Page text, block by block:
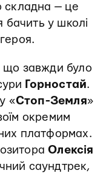
складна — це
бачить у школі
завжди було
Горностай.
«Стоп-Земля»
окремим
платформах.
Олексія
саундтрек,